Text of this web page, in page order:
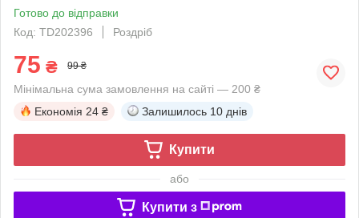
Готово до відправки
Код: TD202396
Роздріб
75 ₴ 99 ₴
Мінімальна сума замовлення на сайті — 200 ₴
Економія 24 ₴ Залишилось 10 днів
Купити
або
Купити з